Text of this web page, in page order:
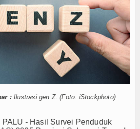
Pemulihan
FORNAS 2027
Keputusan Sepihak
Dikebut Rampung Bulan Ini, Siap Beroperasi
Pemulihan
:Ilustrasi gen Z. (Foto: iStockphoto)
PALU - Hasil Survei Penduduk